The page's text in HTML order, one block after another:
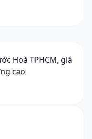
Hoà TPHCM, giá
cao